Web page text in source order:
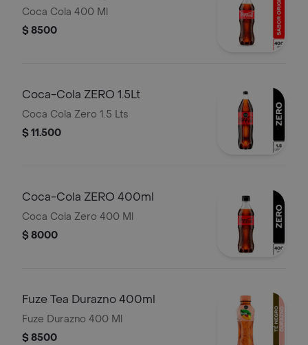
Coca Cola 400 Ml
$ 8500
Coca-Cola ZERO 1.5Lt
Coca Cola Zero 1.5 Lts
$ 11.500
Coca-Cola ZERO 400ml
Coca Cola Zero 400 Ml
$ 8000
Fuze Tea Durazno 400ml
Fuze Durazno 400 Ml
$ 8500